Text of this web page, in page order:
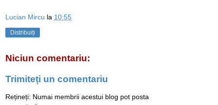
Lucian Mircu la 10:55
Distribuiți
Niciun comentariu:
Trimiteți un comentariu
Rețineți: Numai membrii acestui blog pot posta